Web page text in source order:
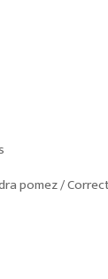
pomez /